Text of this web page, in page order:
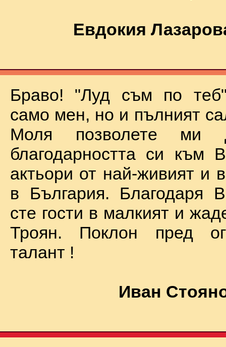
Евдокия
Браво! "Луд съм по
само мен, но и пълният
Моля позволете ми
благодарността си към
актьори от най-живият и
в България. Благодаря
сте гости в малкият и
Троян. Поклон пред
талант !
Иван